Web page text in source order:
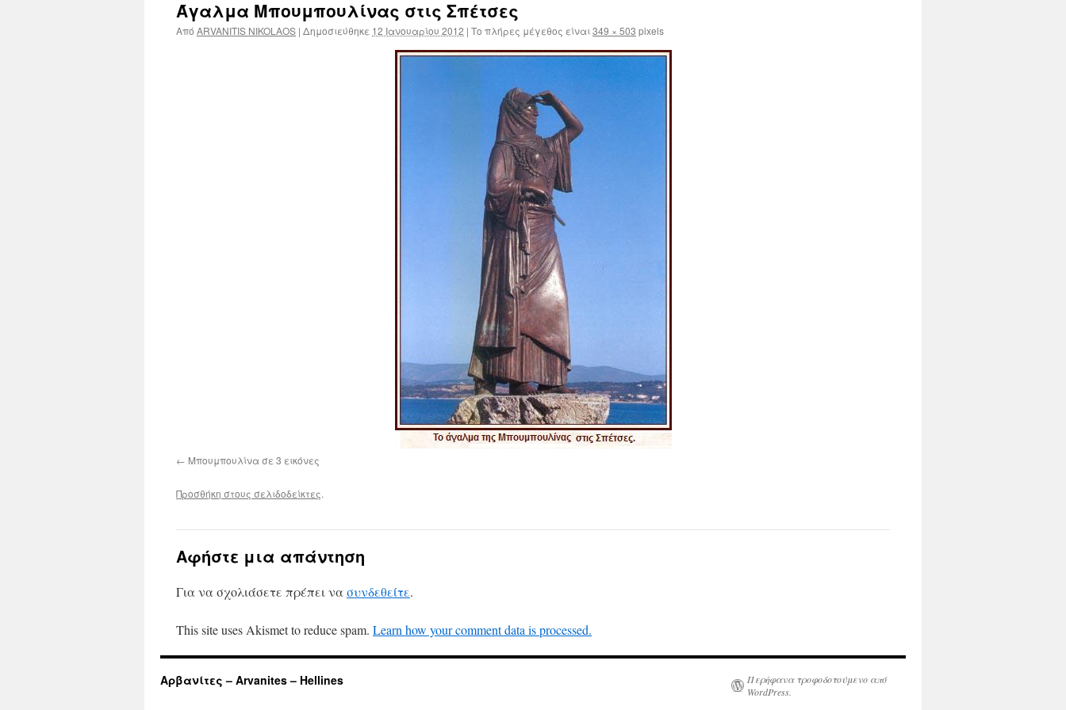
Άγαλμα Μπουμπουλίνας στις Σπέτσες
Από ARVANITIS NIKOLAOS | Δημοσιεύθηκε 12 Ιανουαρίου 2012 | Το πλήρες μέγεθος είναι349 × 503 pixels
Μπουμπουλίνα σε 3 εικόνες
Προσθήκη στους σελιδοδείκτες.
Αφήστε μια απάντηση
Για να σχολιάσετε πρέπει νασυνδεθείτε.
This site uses Akismet to reduce spam. Learn how your comment data is processed.
Αρβανίτες – Arvanites – Hellines
Περήφανα τροφοδοτούμενο από
WordPress.